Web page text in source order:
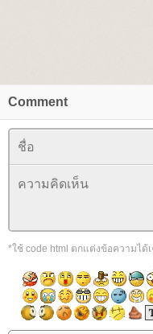
Comment
*ใช้ code html ตกแต่งข้อความได้